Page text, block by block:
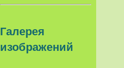
Галерея
изображений